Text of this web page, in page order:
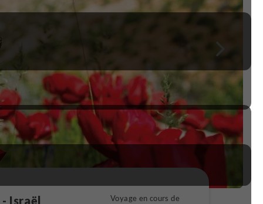
Israël
Voyage en cours de